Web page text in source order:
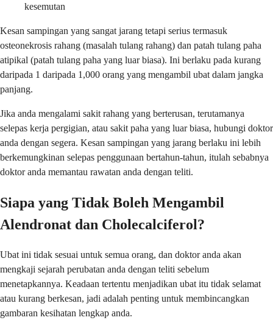
kesemutan
Kesan sampingan yang sangat jarang tetapi serius termasuk
osteonekrosis rahang (masalah tulang rahang) dan patah tulang paha
atipikal (patah tulang paha yang luar biasa). Ini berlaku pada kurang
daripada 1 daripada 1,000 orang yang mengambil ubat dalam jangka
panjang.
Jika anda mengalami sakit rahang yang berterusan, terutamanya
selepas kerja pergigian, atau sakit paha yang luar biasa, hubungi doktor
anda dengan segera. Kesan sampingan yang jarang berlaku ini lebih
berkemungkinan selepas penggunaan bertahun-tahun, itulah sebabnya
doktor anda memantau rawatan anda dengan teliti.
Siapa yang Tidak Boleh Mengambil
Alendronat dan Cholecalciferol?
Ubat ini tidak sesuai untuk semua orang, dan doktor anda akan
mengkaji sejarah perubatan anda dengan teliti sebelum
menetapkannya. Keadaan tertentu menjadikan ubat itu tidak selamat
atau kurang berkesan, jadi adalah penting untuk membincangkan
gambaran kesihatan lengkap anda.